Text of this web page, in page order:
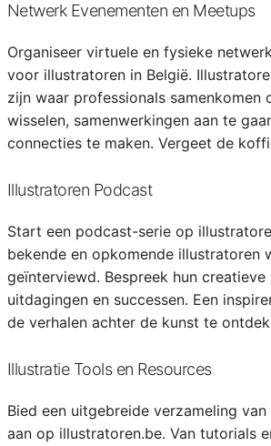
Netwerk Evenementen en Meetups
Organiseer virtuele en fysieke
voor illustratoren in België.
zijn waar professionals samenkomen
wisselen, samenwerkingen aan te
connecties te maken. Vergeet de
Illustratoren Podcast
Start een podcast-serie op
bekende en opkomende illustratoren
geïnterviewd. Bespreek hun creatieve
uitdagingen en successen. Een
de verhalen achter de kunst te
Illustratie Tools en Resources
Bied een uitgebreide verzameling
aan op illustratoren.be. Van tutorials